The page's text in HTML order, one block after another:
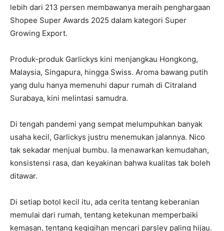
lebih dari 213 persen membawanya meraih penghargaan
Shopee Super Awards 2025 dalam kategori Super
Growing Export.
Produk-produk Garlickys kini menjangkau Hongkong,
Malaysia, Singapura, hingga Swiss. Aroma bawang putih
yang dulu hanya memenuhi dapur rumah di Citraland
Surabaya, kini melintasi samudra.
Di tengah pandemi yang sempat melumpuhkan banyak
usaha kecil, Garlickys justru menemukan jalannya. Nico
tak sekadar menjual bumbu. Ia menawarkan kemudahan,
konsistensi rasa, dan keyakinan bahwa kualitas tak boleh
ditawar.
Di setiap botol kecil itu, ada cerita tentang keberanian
memulai dari rumah, tentang ketekunan memperbaiki
kemasan, tentang kegigihan mencari parsley paling hijau.